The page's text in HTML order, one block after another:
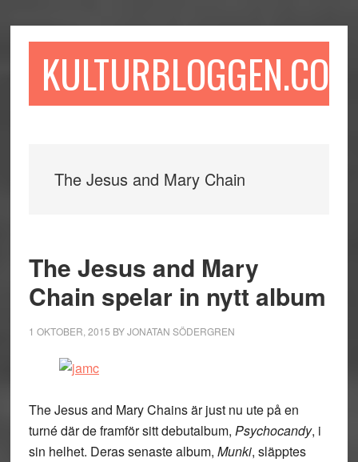
till
till
sidofältet
till
KULTURBLOGGEN.COM
The Jesus and Mary Chain
The Jesus and Mary
Chain spelar in nytt album
1 OKTOBER, 2015 BYJONATAN SÖDERGREN
The Jesus and Mary Chains är just nu ute på en
turné där de framför sitt debutalbum, Psychocandy, i
sin helhet. Deras senaste album, Munki, släpptes